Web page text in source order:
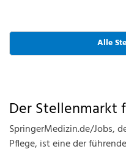
Alle
Der Stellenmarkt
SpringerMedizin.de/Jobs,
Pflege, ist eine der